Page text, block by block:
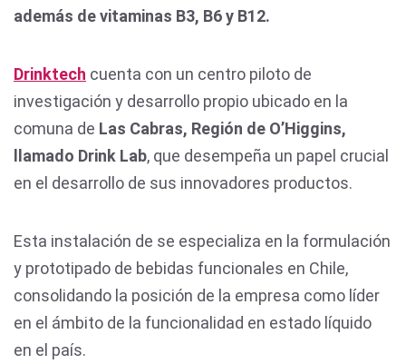
además de vitaminas B3, B6 y B12.
Drinktech cuenta con un centro piloto de
investigación y desarrollo propio ubicado en la
comuna de Las Cabras, Región de O’Higgins,
llamado Drink Lab, que desempeña un papel crucial
en el desarrollo de sus innovadores productos.
Esta instalación de se especializa en la formulación
y prototipado de bebidas funcionales en Chile,
consolidando la posición de la empresa como líder
en el ámbito de la funcionalidad en estado líquido
en el país.